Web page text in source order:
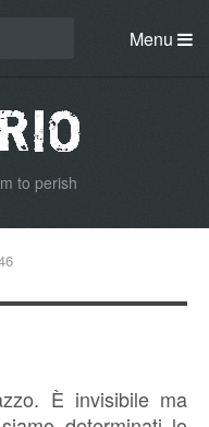
Menu
to perish
È invisibile ma